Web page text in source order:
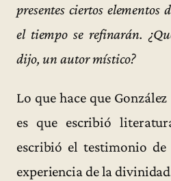
presentes ciertos elementos
el tiempo se refinarán.
dijo, un autor místico?
Lo que hace que
es que escribió
escribió el testimonio de
experiencia de la